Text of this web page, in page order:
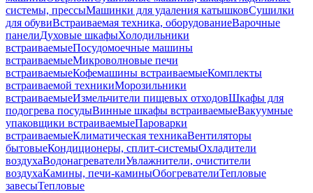
системы, прессыМашинки для удаления катышковСушилки
для обувиВстраиваемая техника, оборудованиеВарочные
панелиДуховые шкафыХолодильники
встраиваемыеПосудомоечные машины
встраиваемыеМикроволновые печи
встраиваемыеКофемашины встраиваемыеКомплекты
встраиваемой техникиМорозильники
встраиваемыеИзмельчители пищевых отходовШкафы для
подогрева посудыВинные шкафы встраиваемыеВакуумные
упаковщики встраиваемыеПароварки
встраиваемыеКлиматическая техникаВентиляторы
бытовыеКондиционеры, сплит-системыОхладители
воздухаВодонагревателиУвлажнители, очистители
воздухаКамины, печи-каминыОбогревателиТепловые
завесыТепловые